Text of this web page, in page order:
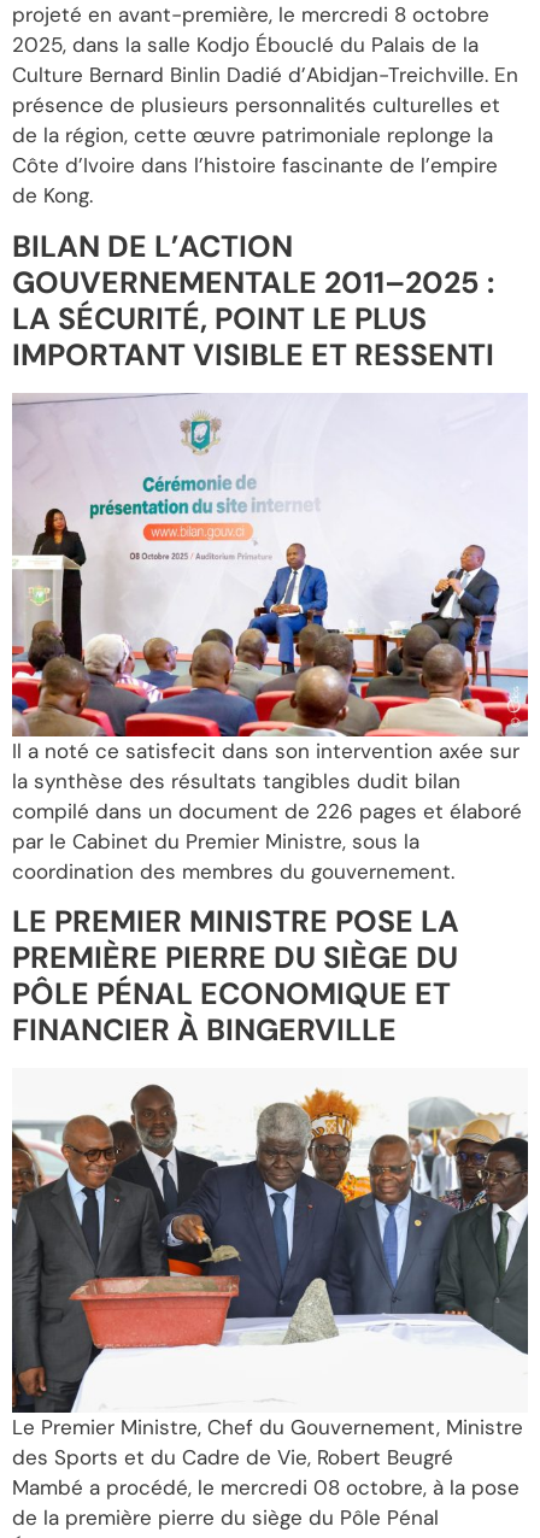
projeté en avant-première, le mercredi 8 octobre
2025, dans la salle Kodjo Ébouclé du Palais de la
Culture Bernard Binlin Dadié d’Abidjan-Treichville. En
présence de plusieurs personnalités culturelles et
de la région, cette œuvre patrimoniale replonge la
Côte d’Ivoire dans l’histoire fascinante de l’empire
de Kong.
BILAN DE L’ACTION
GOUVERNEMENTALE 2011–2025 :
LA SÉCURITÉ, POINT LE PLUS
IMPORTANT VISIBLE ET RESSENTI
Il a noté ce satisfecit dans son intervention axée sur
la synthèse des résultats tangibles dudit bilan
compilé dans un document de 226 pages et élaboré
par le Cabinet du Premier Ministre, sous la
coordination des membres du gouvernement.
LE PREMIER MINISTRE POSE LA
PREMIÈRE PIERRE DU SIÈGE DU
PÔLE PÉNAL ECONOMIQUE ET
FINANCIER À BINGERVILLE
Le Premier Ministre, Chef du Gouvernement, Ministre
des Sports et du Cadre de Vie, Robert Beugré
Mambé a procédé, le mercredi 08 octobre, à la pose
de la première pierre du siège du Pôle Pénal